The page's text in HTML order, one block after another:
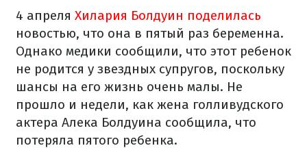
4 апреля Хилария Болдуин поделилась
новостью, что она в пятый раз беременна.
Однако медики сообщили, что этот ребенок
не родится у звездных супругов, поскольку
шансы на его жизнь очень малы. Не
прошло и недели, как жена голливудского
актера Алека Болдуина сообщила, что
потеряла пятого ребенка.